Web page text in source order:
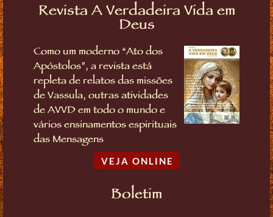
Revista A Verdadeira Vida em
Deus
Como um moderno “Ato dos
Apóstolos”, a revista está
repleta de relatos das missões
de Vassula, outras atividades
de AVVD em todo o mundo e
vários ensinamentos espirituais
das Mensagens
VEJA ONLINE
Boletim